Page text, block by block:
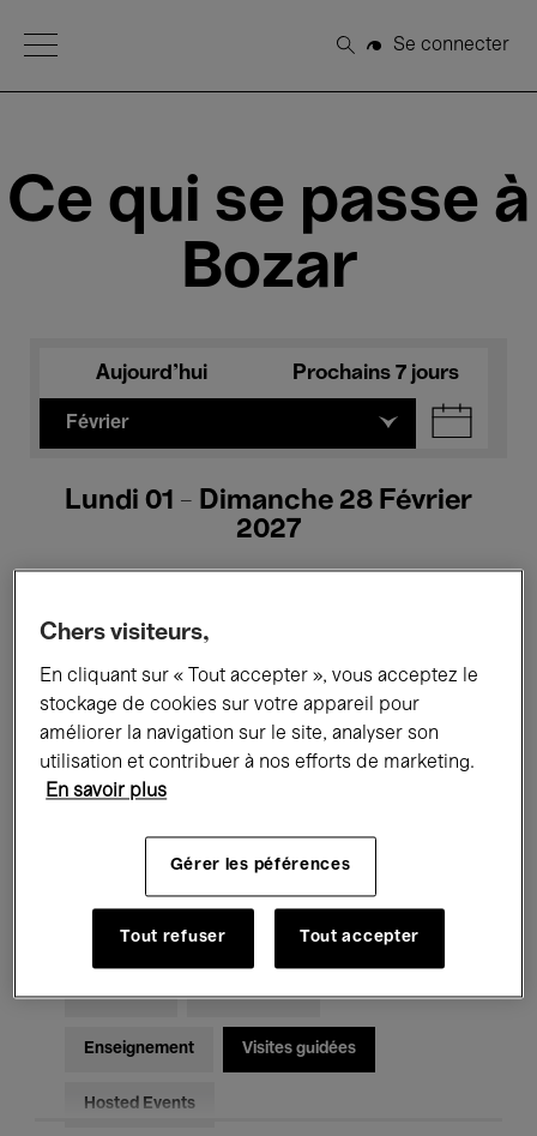
Open Menu
Rechercher
Se connecter
Ce qui se passe à
Bozar
Aujourd'hui Prochains 7 jours
Février
Lundi 01 - Dimanche 28 Février
2027
Tous les événements Concerts
Expositions Films Performances
Rencontres & Débats
Musique classique Global Music
Musique électronique
Pour tous Kids’ Palace
Enseignement Visites guidées
Hosted Events
Chers visiteurs,
En cliquant sur « Tout accepter », vous acceptez le
stockage de cookies sur votre appareil pour
améliorer la navigation sur le site, analyser son
utilisation et contribuer à nos efforts de marketing.
En savoir plus
Gérer les péférences
Tout refuser Tout accepter